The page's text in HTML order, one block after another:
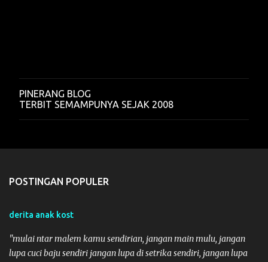
P
o
s
n
o
n
a
PINERANG BLOG
TERBIT SEMAMPUNYA SEJAK 2008
POSTINGAN POPULER
derita anak kost
"mulai ntar malem kamu sendirian, jangan main mulu, jangan
lupa cuci baju sendiri jangan lupa di setrika sendiri, jangan lupa